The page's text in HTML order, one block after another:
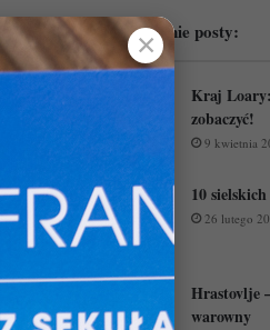
Przeczytaj ostatnie posty:
Kraj
zobaczyć!
9 kwietnia
10
26 lutego
Hrastovlje
warowny
✕